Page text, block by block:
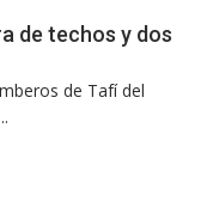
de techos y dos
de Tafí del